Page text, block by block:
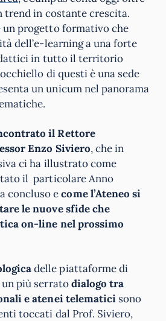
in costante crescita.
un progetto formativo che
dell’e-learning a una forte
in tutto il territorio
di questi è una sede
un unicum nel panorama
il Rettore
Enzo Siviero, che in
ci ha illustrato come
il particolare Anno
concluso ecome l’Ateneo si
le nuove sfide che
on-line nel prossimo
delle piattaforme di
più serratodialogo tra
e atenei telematici sono
toccati dal Prof. Siviero,